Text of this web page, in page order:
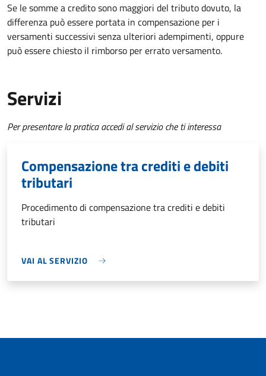
Se le somme a credito sono maggiori del tributo dovuto, la
differenza può essere portata in compensazione per i
versamenti successivi senza ulteriori adempimenti, oppure
può essere chiesto il rimborso per errato versamento.
Servizi
Per presentare la pratica accedi al servizio che ti interessa
Compensazione tra crediti e debiti
tributari
Procedimento di compensazione tra crediti e debiti
tributari
VAI AL SERVIZIO